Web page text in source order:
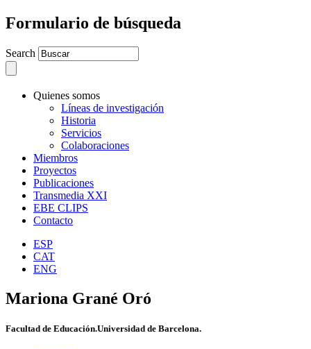
Formulario de búsqueda
Search
Quienes somos
Líneas de investigación
Historia
Servicios
Colaboraciones
Miembros
Proyectos
Publicaciones
Transmedia XXI
EBE CLIPS
Contacto
ESP
CAT
ENG
Mariona Grané Oró
Facultad de Educación.Universidad de Barcelona.